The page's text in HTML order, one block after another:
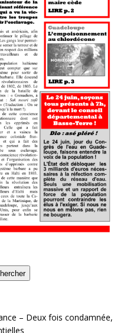
– Deux fois condamnée,